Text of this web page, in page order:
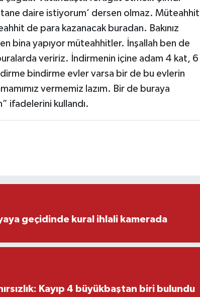
daire istiyorum’ dersen olmaz. Müteahhit
de para kazanacak buradan. Bakınız
bina yapıyor müteahhitler. İnşallah ben de
veririz. İndirmenin içine adam 4 kat, 6
bindirme evler varsa bir de bu evlerin
vermemiz lazım. Bir de buraya
ifadelerini kullandı.
geçidinde kural ihlali kamerada
Kayıp 4 büyükbaştan biri bulundu